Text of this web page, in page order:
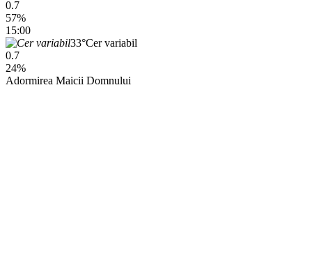
0.7
57%
15:00
33°Cer variabil
0.7
24%
Adormirea Maicii Domnului